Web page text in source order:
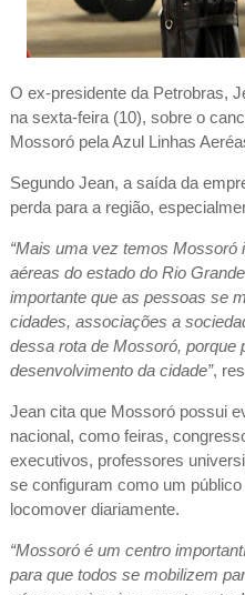
O ex-presidente da Petrobras,
na sexta-feira (10), sobre o
Mossoró pela Azul Linhas
Segundo Jean, a saída da
perda para a região,
“Mais uma vez temos Mossoró
aéreas do estado do Rio
importante que as pessoas se
cidades, associações a
dessa rota de Mossoró, porque
desenvolvimento da cidade”,
Jean cita que Mossoró possui
nacional, como feiras,
executivos, professores
se configuram como um
locomover diariamente.
“Mossoró é um centro
para que todos se mobilizem